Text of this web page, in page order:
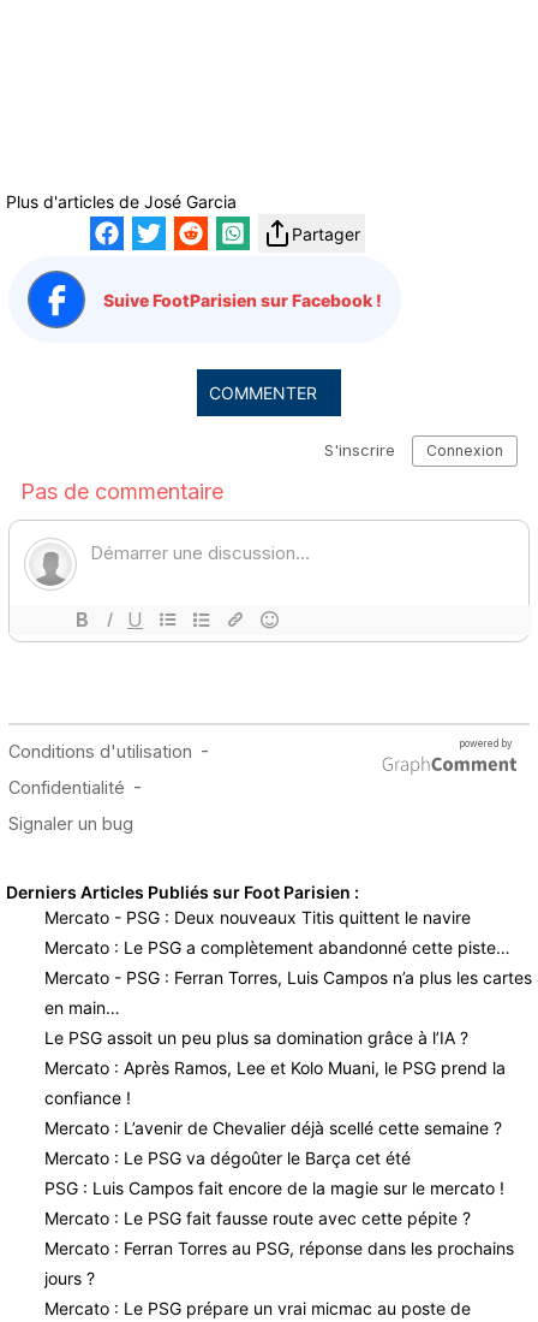
Plus d'articles de José Garcia
Partager
Suive FootParisien sur Facebook !
COMMENTER
Derniers Articles Publiés sur Foot Parisien :
Mercato - PSG : Deux nouveaux Titis quittent le navire
Mercato : Le PSG a complètement abandonné cette piste…
Mercato - PSG : Ferran Torres, Luis Campos n’a plus les cartes
en main…
Le PSG assoit un peu plus sa domination grâce à l’IA ?
Mercato : Après Ramos, Lee et Kolo Muani, le PSG prend la
confiance !
Mercato : L’avenir de Chevalier déjà scellé cette semaine ?
Mercato : Le PSG va dégoûter le Barça cet été
PSG : Luis Campos fait encore de la magie sur le mercato !
Mercato : Le PSG fait fausse route avec cette pépite ?
Mercato : Ferran Torres au PSG, réponse dans les prochains
jours ?
Mercato : Le PSG prépare un vrai micmac au poste de